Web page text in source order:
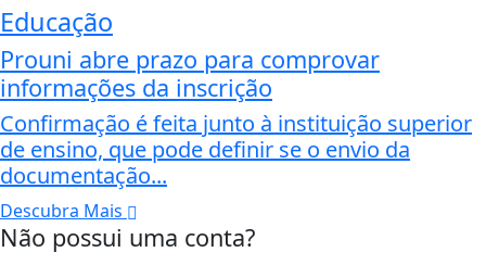
Educação
Prouni abre prazo para comprovar
informações da inscrição
Confirmação é feita junto à instituição superior
de ensino, que pode definir se o envio da
documentação...
Descubra Mais
Não possui uma conta?